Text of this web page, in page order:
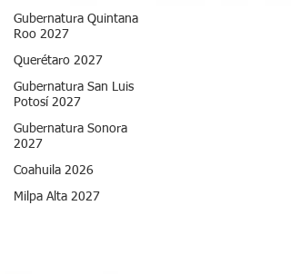
Gubernatura Quintana
Roo 2027
Querétaro 2027
Gubernatura San Luis
Potosí 2027
Gubernatura Sonora
2027
Coahuila 2026
Milpa Alta 2027